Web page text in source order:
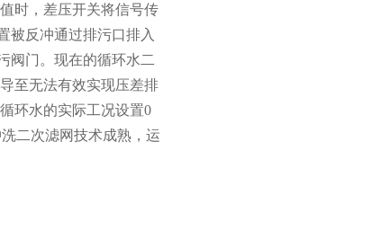
时，差压开关将信号传
被反冲通过排污口排入
阀门。现在的循环水二
至无法有效实现压差排
环水的实际工况设置0
二次滤网技术成熟，运